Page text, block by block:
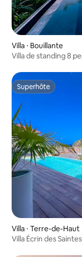
Villa ⋅ Bouillante
Villa de standing 8
Superhôte
Superhôte
Villa ⋅ Terre-de-Haut
Villa Écrin des